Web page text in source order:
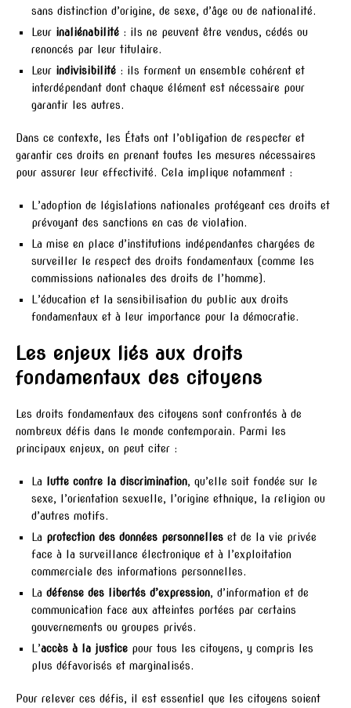
sans distinction d’origine, de sexe, d’âge ou de nationalité.
Leur inaliénabilité : ils ne peuvent être vendus, cédés ou
renoncés par leur titulaire.
Leur indivisibilité : ils forment un ensemble cohérent et
interdépendant dont chaque élément est nécessaire pour
garantir les autres.
Dans ce contexte, les États ont l’obligation de respecter et
garantir ces droits en prenant toutes les mesures nécessaires
pour assurer leur effectivité. Cela implique notamment :
L’adoption de législations nationales protégeant ces droits et
prévoyant des sanctions en cas de violation.
La mise en place d’institutions indépendantes chargées de
surveiller le respect des droits fondamentaux (comme les
commissions nationales des droits de l’homme).
L’éducation et la sensibilisation du public aux droits
fondamentaux et à leur importance pour la démocratie.
Les enjeux liés aux droits
fondamentaux des citoyens
Les droits fondamentaux des citoyens sont confrontés à de
nombreux défis dans le monde contemporain. Parmi les
principaux enjeux, on peut citer :
La lutte contre la discrimination, qu’elle soit fondée sur le
sexe, l’orientation sexuelle, l’origine ethnique, la religion ou
d’autres motifs.
La protection des données personnelles et de la vie privée
face à la surveillance électronique et à l’exploitation
commerciale des informations personnelles.
La défense des libertés d’expression, d’information et de
communication face aux atteintes portées par certains
gouvernements ou groupes privés.
L’accès à la justice pour tous les citoyens, y compris les
plus défavorisés et marginalisés.
Pour relever ces défis, il est essentiel que les citoyens soient